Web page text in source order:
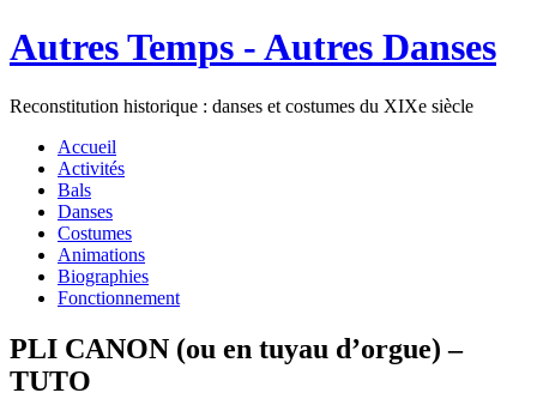
Autres Temps - Autres Danses
Reconstitution historique : danses et costumes du XIXe siècle
Accueil
Activités
Bals
Danses
Costumes
Animations
Biographies
Fonctionnement
PLI CANON (ou en tuyau d’orgue) –
TUTO